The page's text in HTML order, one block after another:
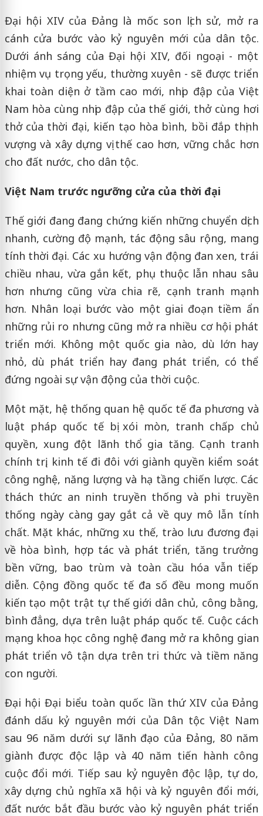
Đại hội XIV của Đảng là mốc son lịch sử, mở ra
cánh cửa bước vào kỷ nguyên mới của dân tộc.
Dưới ánh sáng của Đại hội XIV, đối ngoại - một
nhiệm vụ trọng yếu, thường xuyên - sẽ được triển
khai toàn diện ở tầm cao mới, nhịp đập của Việt
Nam hòa cùng nhịp đập của thế giới, thở cùng hơi
thở của thời đại, kiến tạo hòa bình, bồi đắp thịnh
vượng và xây dựng vị thế cao hơn, vững chắc hơn
cho đất nước, cho dân tộc.
Việt Nam trước ngưỡng cửa của thời đại
Thế giới đang đang chứng kiến những chuyển dịch
nhanh, cường độ mạnh, tác động sâu rộng, mang
tính thời đại. Các xu hướng vận động đan xen, trái
chiều nhau, vừa gắn kết, phụ thuộc lẫn nhau sâu
hơn nhưng cũng vừa chia rẽ, cạnh tranh mạnh
hơn. Nhân loại bước vào một giai đoạn tiềm ẩn
những rủi ro nhưng cũng mở ra nhiều cơ hội phát
triển mới. Không một quốc gia nào, dù lớn hay
nhỏ, dù phát triển hay đang phát triển, có thể
đứng ngoài sự vận động của thời cuộc.
Một mặt, hệ thống quan hệ quốc tế đa phương và
luật pháp quốc tế bị xói mòn, tranh chấp chủ
quyền, xung đột lãnh thổ gia tăng. Cạnh tranh
chính trị, kinh tế đi đôi với giành quyền kiểm soát
công nghệ, năng lượng và hạ tầng chiến lược. Các
thách thức an ninh truyền thống và phi truyền
thống ngày càng gay gắt cả về quy mô lẫn tính
chất. Mặt khác, những xu thế, trào lưu đương đại
về hòa bình, hợp tác và phát triển, tăng trưởng
bền vững, bao trùm và toàn cầu hóa vẫn tiếp
diễn. Cộng đồng quốc tế đa số đều mong muốn
kiến tạo một trật tự thế giới dân chủ, công bằng,
bình đẳng, dựa trên luật pháp quốc tế. Cuộc cách
mạng khoa học công nghệ đang mở ra không gian
phát triển vô tận dựa trên tri thức và tiềm năng
con người.
Đại hội Đại biểu toàn quốc lần thứ XIV của Đảng
đánh dấu kỷ nguyên mới của Dân tộc Việt Nam
sau 96 năm dưới sự lãnh đạo của Đảng, 80 năm
giành được độc lập và 40 năm tiến hành công
cuộc đổi mới. Tiếp sau kỷ nguyên độc lập, tự do,
xây dựng chủ nghĩa xã hội và kỷ nguyên đổi mới,
đất nước bắt đầu bước vào kỷ nguyên phát triển